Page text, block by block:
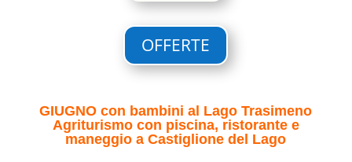
OFFERTE
GIUGNO con bambini al Lago Trasimeno
Agriturismo con piscina, ristorante e
maneggio a Castiglione del Lago